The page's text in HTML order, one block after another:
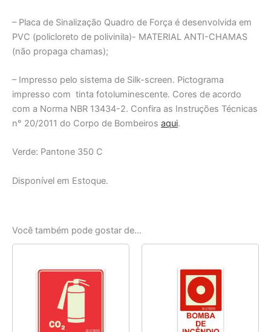
– Placa de Sinalização Quadro de Força é desenvolvida em
PVC (policloreto de polivinila)- MATERIAL ANTI-CHAMAS
(não propaga chamas);
– Impresso pelo sistema de Silk-screen. Pictograma
impresso com tinta fotoluminescente. Cores de acordo
com a Norma NBR 13434-2. Confira as Instruções Técnicas
n° 20/2011 do Corpo de Bombeiros aqui.
Verde: Pantone 350 C
Disponível em Estoque.
Você também pode gostar de…
preço:
através
variantes.